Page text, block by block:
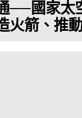
──國家太
火箭、